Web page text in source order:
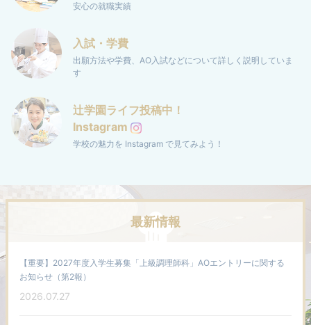
安心の就職実績
入試・学費
出願方法や学費、AO入試などについて詳しく説明していま
す
辻学園ライフ投稿中！
Instagram
学校の魅力を Instagram で見てみよう！
最新情報
【重要】2027年度入学生募集「上級調理師科」AOエントリーに関する
お知らせ（第2報）
2026.07.27